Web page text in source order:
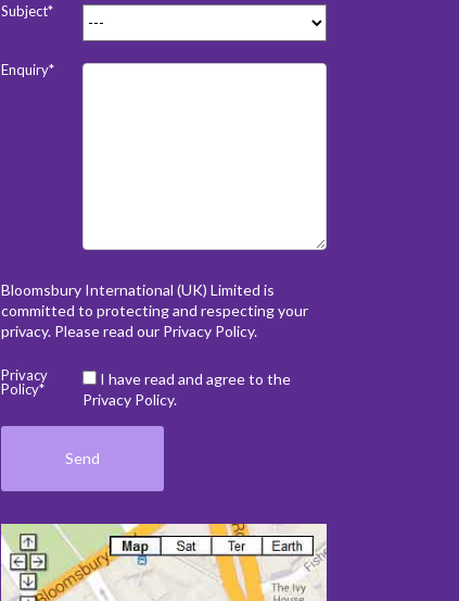
Subject*
Enquiry*
Bloomsbury International (UK) Limited is
committed to protecting and respecting your
privacy. Please read our Privacy Policy.
Privacy
Policy*
I have read and agree to the
Privacy Policy.